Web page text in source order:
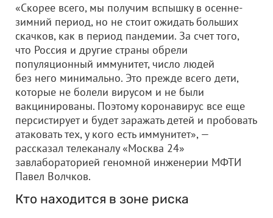
«Скорее всего, мы получим вспышку в осенне-
зимний период, но не стоит ожидать больших
скачков, как в период пандемии. За счет того,
что Россия и другие страны обрели
популяционный иммунитет, число людей
без него минимально. Это прежде всего дети,
которые не болели вирусом и не были
вакцинированы. Поэтому коронавирус все еще
персистирует и будет заражать детей и пробовать
атаковать тех, у кого есть иммунитет», —
рассказал телеканалу «Москва 24»
завлабораторией геномной инженерии МФТИ
Павел Волчков.
Кто находится в зоне риска